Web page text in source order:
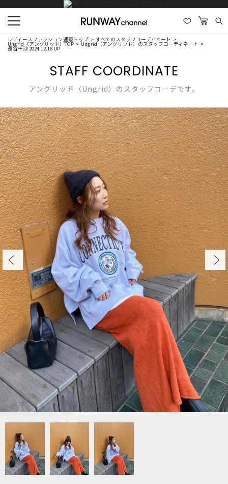
レディースファッション通販トップ すべてのスタッフコーディネート
Ungrid（アングリッド）TOP Ungrid（アングリッド）のスタッフコーディネート
長谷千沙 2024.12.16 UP
STAFF COORDINATE
アングリッド（Ungrid）のスタッフコーデです。